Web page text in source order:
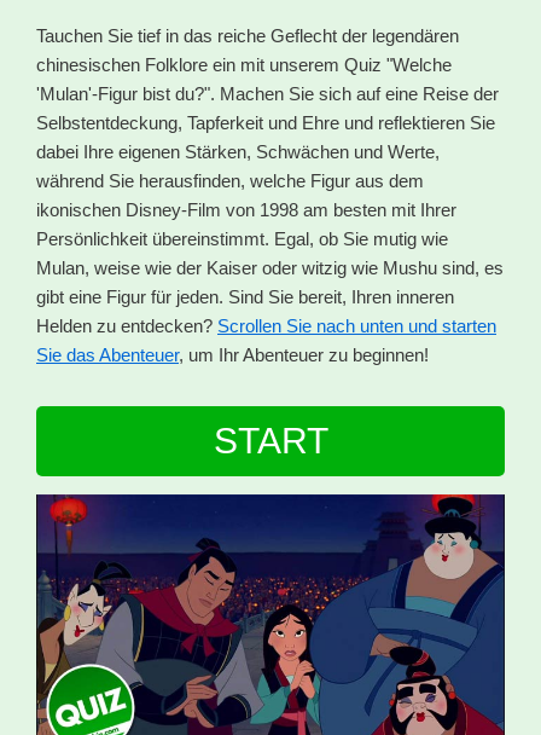
Tauchen Sie tief in das reiche Geflecht der legendären
chinesischen Folklore ein mit unserem Quiz "Welche
'Mulan'-Figur bist du?". Machen Sie sich auf eine Reise der
Selbstentdeckung, Tapferkeit und Ehre und reflektieren Sie
dabei Ihre eigenen Stärken, Schwächen und Werte,
während Sie herausfinden, welche Figur aus dem
ikonischen Disney-Film von 1998 am besten mit Ihrer
Persönlichkeit übereinstimmt. Egal, ob Sie mutig wie
Mulan, weise wie der Kaiser oder witzig wie Mushu sind, es
gibt eine Figur für jeden. Sind Sie bereit, Ihren inneren
Helden zu entdecken? Scrollen Sie nach unten und starten
Sie das Abenteuer, um Ihr Abenteuer zu beginnen!
START